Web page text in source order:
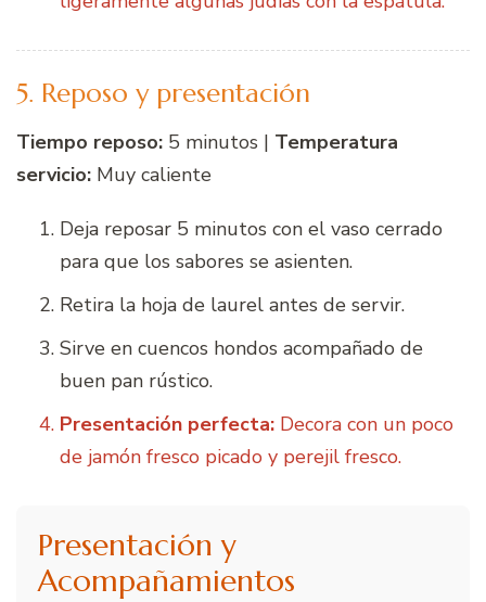
5. Reposo y presentación
Tiempo reposo: 5 minutos | Temperatura
servicio: Muy caliente
Deja reposar 5 minutos con el vaso cerrado
para que los sabores se asienten.
Retira la hoja de laurel antes de servir.
Sirve en cuencos hondos acompañado de
buen pan rústico.
Presentación perfecta: Decora con un poco
de jamón fresco picado y perejil fresco.
Presentación y
Acompañamientos